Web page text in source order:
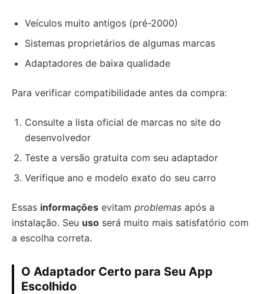
Veículos muito antigos (pré-2000)
Sistemas proprietários de algumas marcas
Adaptadores de baixa qualidade
Para verificar compatibilidade antes da compra:
Consulte a lista oficial de marcas no site do
desenvolvedor
Teste a versão gratuita com seu adaptador
Verifique ano e modelo exato do seu carro
Essas informações evitam problemas após a
instalação. Seu uso será muito mais satisfatório com
a escolha correta.
O Adaptador Certo para Seu App
Escolhido